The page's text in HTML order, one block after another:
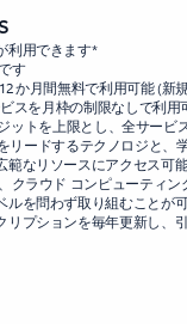
利用できます*
す
か月間無料で利用可能 (新
スを月枠の制限なしで利用
ットを上限とし、全サービ
リードするテクノロジと、
範なリソースにアクセス可
クラウド コンピューティ
ルを問わず取り組むことが
リプションを毎年更新し、